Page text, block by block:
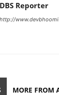
DBS Reporter
http://
MORE FROM